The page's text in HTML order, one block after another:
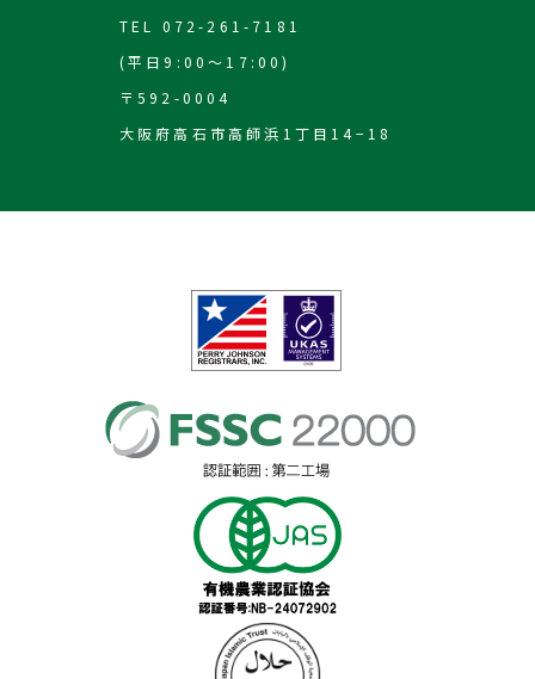
TEL 072-261-7181
(平日9:00～17:00)
〒592-0004
大阪府高石市高師浜1丁目14−18